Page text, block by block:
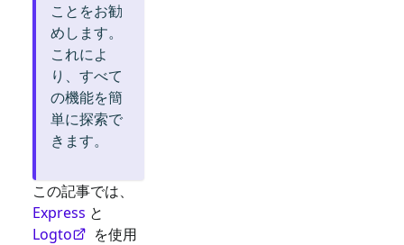
ことをお勧
めします。
これによ
り、すべて
の機能を簡
単に探索で
きます。
この記事では、
Express と
Logto
を使用